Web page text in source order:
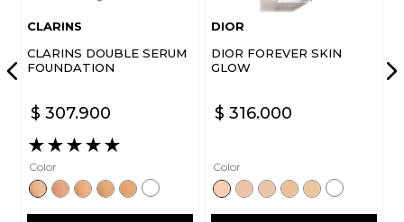
CLARINS
CLARINS DOUBLE SERUM
FOUNDATION
$ 307.900
★★★★★
Color
DIOR
DIOR FOREVER SKIN
GLOW
$ 316.000
Color